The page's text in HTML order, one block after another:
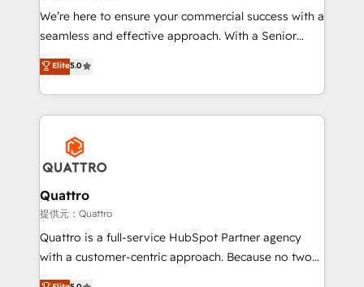
as well as agency services that help set you up for
success. Now, more than ever you need to connect
customer service. It's time to empower your teams
to create great customer experiences that generate
happen.
We’re here to ensure your commercial success with a
seamless and effective approach. With a Senior
team that has 10+ years of experience in HubSpot,
we have a deep understanding of SaaS, Business
Services and E-commerce together with Retail. We
streamline and enhance your Sales, Marketing &
Service efforts, providing insights in your
commercial operations. We're good at RevOps,
automating and optimizing your marketing, sales &
service operations with AI, designing and building
your website, and we drive growth through Account-
Based Marketing, SEO, SEA and many other tactics.
No worries, we will advise you in which to deploy
Elite5.0
Quattro
提供元：Quattro
Quattro is a full-service HubSpot Partner agency
with a customer-centric approach. Because no two
clients have the same needs, Quattro offer a